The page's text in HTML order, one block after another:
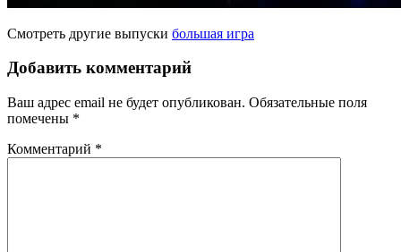
Смотреть другие выпуски большая игра
Добавить комментарий
Ваш адрес email не будет опубликован. Обязательные поля
помечены *
Комментарий *